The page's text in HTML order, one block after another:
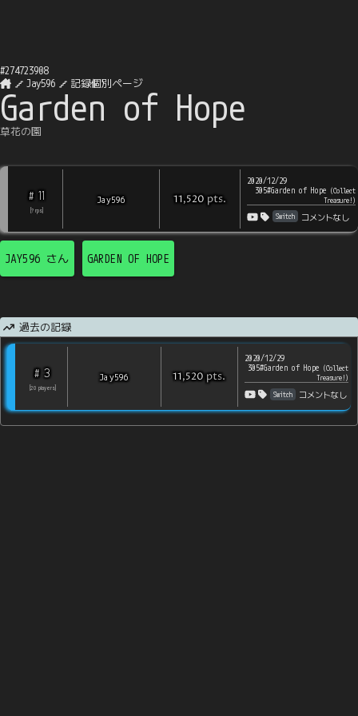
#274723908
Jay596
記録個別ページ
Garden of Hope
草花の園
# 11
? rps]
Jay596 11,520 pts.
2020/12/29
305#Garden of Hope (Collect
Treasure!)
Switch
コメントなし
JAY596 さん GARDEN OF HOPE
過去の記録
# 3
20 players
Jay596 11,520 pts.
2020/12/29
305#Garden of Hope (Collect
Treasure!)
Switch
コメントなし